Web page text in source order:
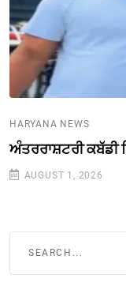
HARYANA NEWS
ਅੰਤਰਰਾਸ਼ਟਰੀ ਕਬੱਡੀ
AUGUST 1, 2026